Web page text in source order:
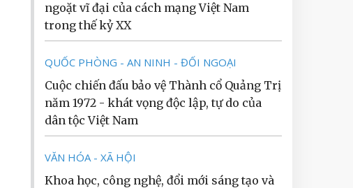
ngoặt vĩ đại của cách mạng Việt Nam
trong thế kỷ XX
QUỐC PHÒNG - AN NINH - ĐỐI NGOẠI
Cuộc chiến đấu bảo vệ Thành cổ Quảng Trị
năm 1972 - khát vọng độc lập, tự do của
dân tộc Việt Nam
VĂN HÓA - XÃ HỘI
Khoa học, công nghệ, đổi mới sáng tạo và